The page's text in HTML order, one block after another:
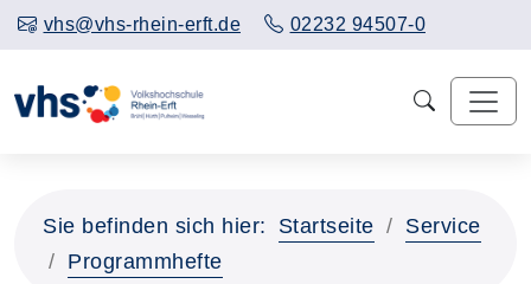
vhs@vhs-rhein-erft.de 02232 94507-0
Sie befinden sich hier: Startseite
Service
Programmhefte